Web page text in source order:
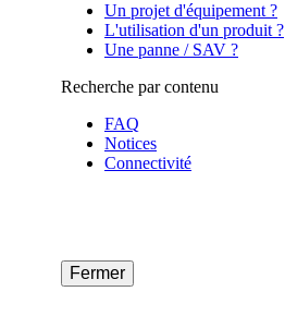
Un projet d'équipement ?
L'utilisation d'un produit ?
Une panne / SAV ?
Recherche par contenu
FAQ
Notices
Connectivité
Fermer